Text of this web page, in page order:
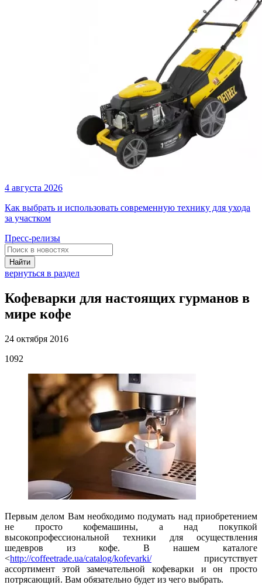
4 августа 2026
Как выбрать и использовать современную технику для ухода
за участком
Пресс-релизы
Найти
вернуться в раздел
Кофеварки для настоящих гурманов в
мире кофе
24 октября 2016
1092
Первым делом Вам необходимо подумать над приобретением
не просто кофемашины, а над покупкой
высокопрофессиональной техники для осуществления
шедевров из кофе. В нашем каталоге
<http://coffeetrade.ua/catalog/kofevarki/присутствует
ассортимент этой замечательной кофеварки и он просто
потрясающий. Вам обязательно будет из чего выбрать.